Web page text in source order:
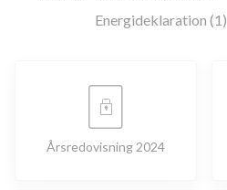
Energideklaration (1)
Årsredovisning 2024